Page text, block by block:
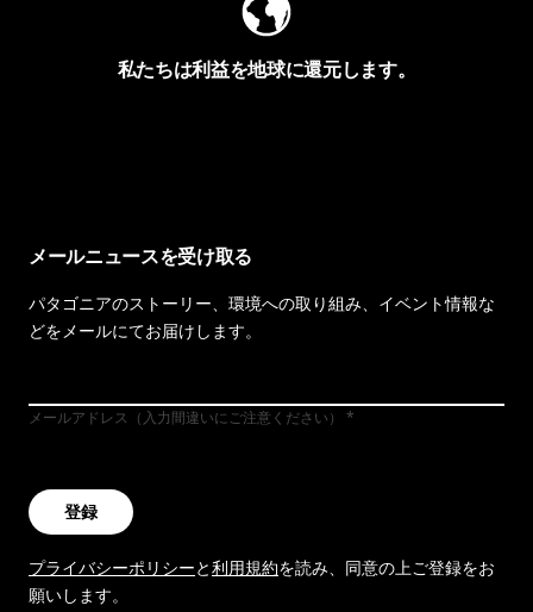
私たちは利益を地球に還元します。
メールニュースを受け取る
パタゴニアのストーリー、環境への取り組み、イベント情報な
どをメールにてお届けします。
メールアドレス（入力間違いにご注意ください）
登録
プライバシーポリシーと利用規約を読み、同意の上ご登録をお
願いします。